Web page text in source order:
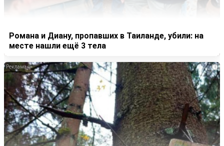
Романа и Диану, пропавших в Таиланде, убили: на
месте нашли ещё 3 тела
i